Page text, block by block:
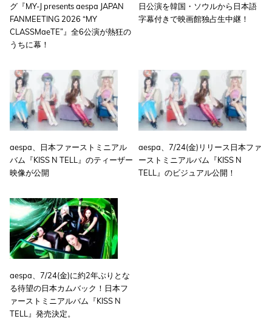
グ『MY-J presents aespa JAPAN
FANMEETING 2026 “MY
CLASSMaeTE”』全6公演が熱狂の
うちに幕！
日公演を韓国・ソウルから日本語
字幕付きで映画館独占生中継！
aespa、日本ファーストミニアル
バム『KISS N TELL』のティーザー
映像が公開
aespa、7/24(金)リリース日本ファ
ーストミニアルバム『KISS N
TELL』のビジュアル公開！
aespa、7/24(金)に約2年ぶりとな
る待望の日本カムバック！日本フ
ァーストミニアルバム『KISS N
TELL』発売決定。